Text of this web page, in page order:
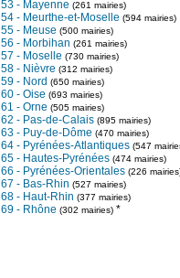
53 - Mayenne (261 mairies)
54 - Meurthe-et-Moselle (594 mairies)
55 - Meuse (500 mairies)
56 - Morbihan (261 mairies)
57 - Moselle (730 mairies)
58 - Nièvre (312 mairies)
59 - Nord (650 mairies)
60 - Oise (693 mairies)
61 - Orne (505 mairies)
62 - Pas-de-Calais (895 mairies)
63 - Puy-de-Dôme (470 mairies)
64 - Pyrénées-Atlantiques (547
65 - Hautes-Pyrénées (474 mairies)
66 - Pyrénées-Orientales (226
67 - Bas-Rhin (527 mairies)
68 - Haut-Rhin (377 mairies)
69 - Rhône (302 mairies) *